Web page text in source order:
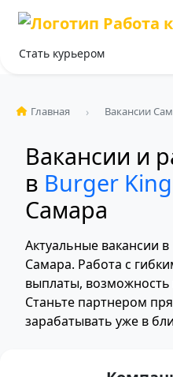
Стать курьером
Главная Вакансии
Вакансии и
в Burger King
Самара
Актуальные вакансии
Самара. Работа с
выплаты, возможность
Станьте партнером
зарабатывать уже в